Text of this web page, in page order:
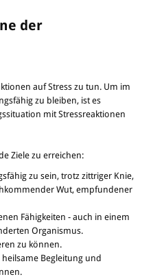
der
auf Stress zu tun. Um im
zu bleiben, ist es
mit Stressreaktionen
Ziele zu erreichen:
zu sein, trotz zittriger Knie,
Wut, empfundener
Fähigkeiten - auch in einem
Organismus.
zu können.
Begleitung und